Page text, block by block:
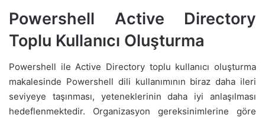
Powershell Active Directory
Toplu Kullanıcı Oluşturma
Powershell ile Active Directory toplu kullanıcı oluşturma
makalesinde Powershell dili kullanımının biraz daha ileri
seviyeye taşınması, yeteneklerinin daha iyi anlaşılması
hedeflenmektedir. Organizasyon gereksinimlerine göre